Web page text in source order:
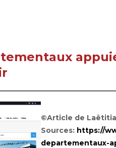
©Article de Laëtitia
Sources: https://
departementaux-